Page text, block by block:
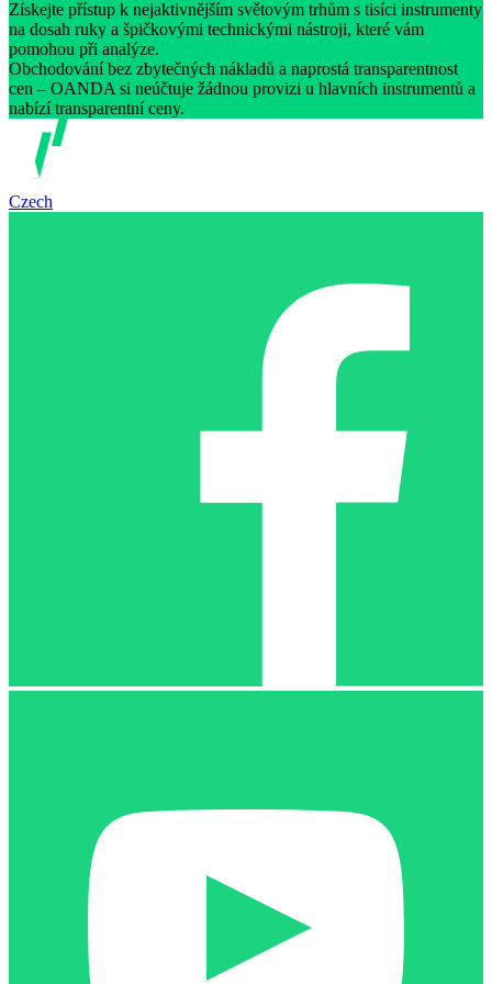
Získejte přístup k nejaktivnějším světovým trhům s tisíci instrumenty
na dosah ruky a špičkovými technickými nástroji, které vám
pomohou při analýze.
Obchodování bez zbytečných nákladů a naprostá transparentnost
cen – OANDA si neúčtuje žádnou provizi u hlavních instrumentů a
nabízí transparentní ceny.
Czech